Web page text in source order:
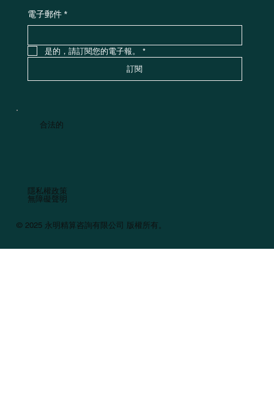
電子郵件 *
是的，請訂閱您的電子報。
*
訂閱
合法的
隱私權政策
無障礙聲明
© 2025 永明精算咨詢有限公司 版權所有。